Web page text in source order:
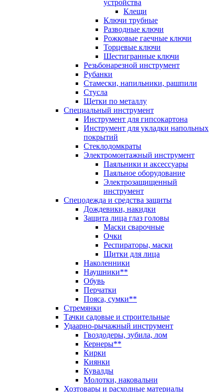
устройства
Клещи
Ключи трубные
Разводные ключи
Рожковые гаечные ключи
Торцевые ключи
Шестигранные ключи
Резьбонарезной инструмент
Рубанки
Стамески, напильники, рашпили
Стусла
Щетки по металлу
Специальный инструмент
Инструмент для гипсокартона
Инструмент для укладки напольных
покрытий
Стеклодомкраты
Электромонтажный инструмент
Паяльники и аксессуары
Паяльное оборудование
Электрозащищенный
инструмент
Спецодежда и средства защиты
Дождевики, накидки
Защита лица глаз головы
Маски сварочные
Очки
Респираторы, маски
Щитки для лица
Наколенники
Наушники**
Обувь
Перчатки
Пояса, сумки**
Стремянки
Тачки садовые и строительные
Удаарно-рычажный инструмент
Гвоздодеры, зубила, лом
Кернеры**
Кирки
Киянки
Кувалды
Молотки, наковальни
Хозтовары и расходные материалы